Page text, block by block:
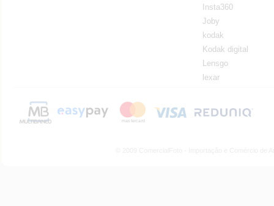
Insta360
Joby
kodak
Kodak digital
Lensgo
lexar